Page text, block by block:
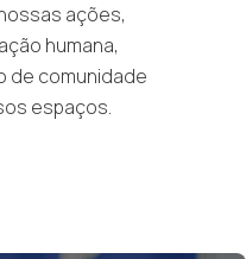
ações,
humana,
de comunidade
espaços.